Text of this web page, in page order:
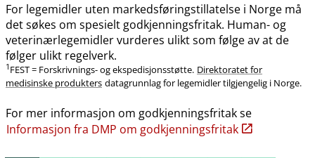
For legemidler uten markedsføringstillatelse i Norge må
det søkes om spesielt godkjenningsfritak. Human- og
veterinærlegemidler vurderes ulikt som følge av at de
følger ulikt regelverk.
1 FEST = Forskrivnings- og ekspedisjonsstøtte. Direktoratet for
medisinske produkters datagrunnlag for legemidler tilgjengelig i Norge.
For mer informasjon om godkjenningsfritak se
Informasjon fra DMP om godkjenningsfritak